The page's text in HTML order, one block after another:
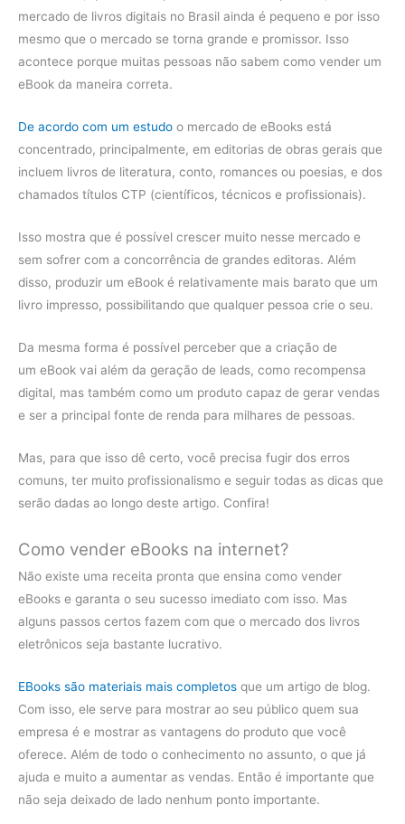
mercado de livros digitais no Brasil ainda é pequeno e por isso
mesmo que o mercado se torna grande e promissor. Isso
acontece porque muitas pessoas não sabem como vender um
eBook da maneira correta.
De acordo com um estudo o mercado de eBooks está
concentrado, principalmente, em editorias de obras gerais que
incluem livros de literatura, conto, romances ou poesias, e dos
chamados títulos CTP (científicos, técnicos e profissionais).
Isso mostra que é possível crescer muito nesse mercado e
sem sofrer com a concorrência de grandes editoras. Além
disso, produzir um eBook é relativamente mais barato que um
livro impresso, possibilitando que qualquer pessoa crie o seu.
Da mesma forma é possível perceber que a criação de
um eBook vai além da geração de leads, como recompensa
digital, mas também como um produto capaz de gerar vendas
e ser a principal fonte de renda para milhares de pessoas.
Mas, para que isso dê certo, você precisa fugir dos erros
comuns, ter muito profissionalismo e seguir todas as dicas que
serão dadas ao longo deste artigo. Confira!
Como vender eBooks na internet?
Não existe uma receita pronta que ensina como vender
eBooks e garanta o seu sucesso imediato com isso. Mas
alguns passos certos fazem com que o mercado dos livros
eletrônicos seja bastante lucrativo.
EBooks são materiais mais completos que um artigo de blog.
Com isso, ele serve para mostrar ao seu público quem sua
empresa é e mostrar as vantagens do produto que você
oferece. Além de todo o conhecimento no assunto, o que já
ajuda e muito a aumentar as vendas. Então é importante que
não seja deixado de lado nenhum ponto importante.